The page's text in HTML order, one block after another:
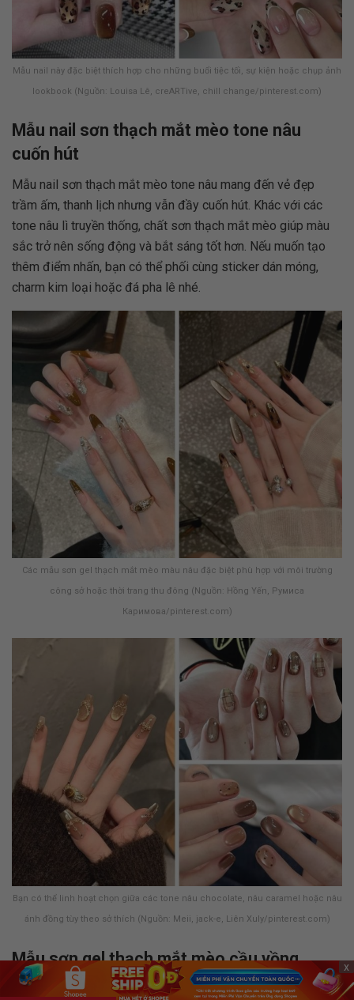
Mẫu nail này đặc biệt thích hợp cho những buổi tiệc tối, sự kiện hoặc chụp ảnh
lookbook (Nguồn: Louisa Lê, creARTive, chill change/pinterest.com)
Mẫu nail sơn thạch mắt mèo tone nâu
cuốn hút
Mẫu nail sơn thạch mắt mèo tone nâu mang đến vẻ đẹp
trầm ấm, thanh lịch nhưng vẫn đầy cuốn hút. Khác với các
tone nâu lì truyền thống, chất sơn thạch mắt mèo giúp màu
sắc trở nên sống động và bắt sáng tốt hơn. Nếu muốn tạo
thêm điểm nhấn, bạn có thể phối cùng sticker dán móng,
charm kim loại hoặc đá pha lê nhé.
Các mẫu sơn gel thạch mắt mèo màu nâu đặc biệt phù hợp với môi trường
công sở hoặc thời trang thu đông (Nguồn: Hồng Yến, Румиса
Каримова/pinterest.com)
Bạn có thể linh hoạt chọn giữa các tone nâu chocolate, nâu caramel hoặc nâu
ánh đồng tùy theo sở thích (Nguồn: Meii, jack-e, Liên Xuly/pinterest.com)
Mẫu sơn gel thạch mắt mèo cầu vồng
Mẫu sơn gel thạch mắt mèo cầu vồng gây ấn tượng bởi hiệu
x